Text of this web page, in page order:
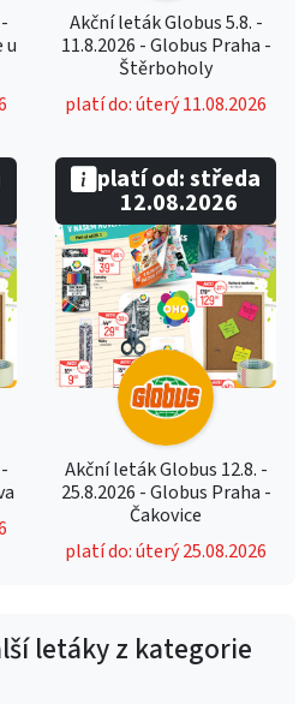
u
Akční leták Globus 5.8. -
11.8.2026 - Globus Praha -
Štěrboholy
platí do: úterý 11.08.2026
Akční leták Globus 12.8. -
25.8.2026 - Globus Praha -
Čakovice
platí do: úterý 25.08.2026
platí od: středa
12.08.2026
letáky z kategorie